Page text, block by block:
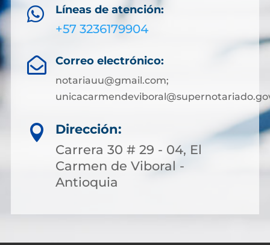
 Líneas de atención:
+57 3236179904
 Correo electrónico:
notariauu@gmail.com;

Dirección:
Carrera 30 # 29 - 04, El
Carmen de Viboral -
Antioquia